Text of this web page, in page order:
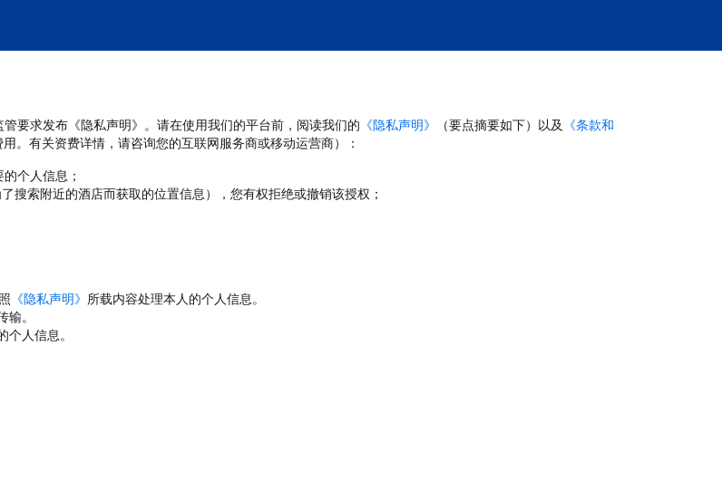
要求发布《隐私声明》。请在使用我们的平台前，阅读我们的 《隐私声明》 （要点摘要如下）以及 《条款和
。有关资费详情，请咨询您的互联网服务商或移动运营商）：
个人信息；
搜索附近的酒店而获取的位置信息），您有权拒绝或撤销该授权；
《隐私声明》 所载内容处理本人的个人信息。
。
人信息。